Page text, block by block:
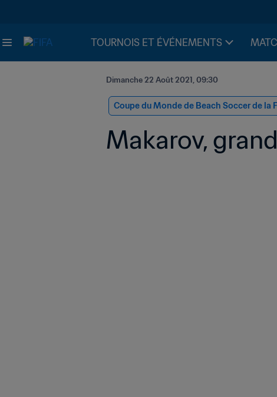
TOURNOIS ET ÉVÉNEMENTS
Dimanche 22 Août 2021, 09:30
Coupe du Monde de Beach Soccer de la
Makarov,